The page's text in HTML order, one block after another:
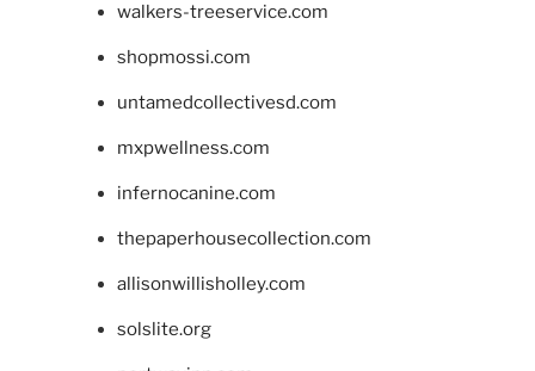
walkers-treeservice.com
shopmossi.com
untamedcollectivesd.com
mxpwellness.com
infernocanine.com
thepaperhousecollection.com
allisonwillisholley.com
solslite.org